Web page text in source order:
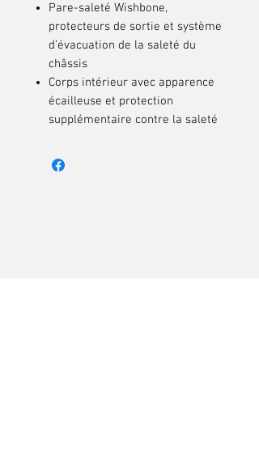
Pare-saleté Wishbone,
protecteurs de sortie et système
d’évacuation de la saleté du
châssis
Corps intérieur avec apparence
écailleuse et protection
supplémentaire contre la saleté